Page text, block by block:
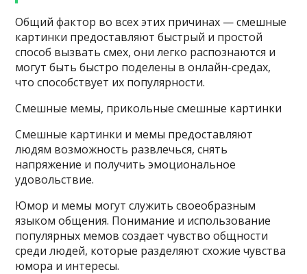
Общий фактор во всех этих причинах — смешные
картинки предоставляют быстрый и простой
способ вызвать смех, они легко распознаются и
могут быть быстро поделены в онлайн-средах,
что способствует их популярности.
Смешные мемы, прикольные смешные картинки
Смешные картинки и мемы предоставляют
людям возможность развлечься, снять
напряжение и получить эмоциональное
удовольствие.
Юмор и мемы могут служить своеобразным
языком общения. Понимание и использование
популярных мемов создает чувство общности
среди людей, которые разделяют схожие чувства
юмора и интересы.